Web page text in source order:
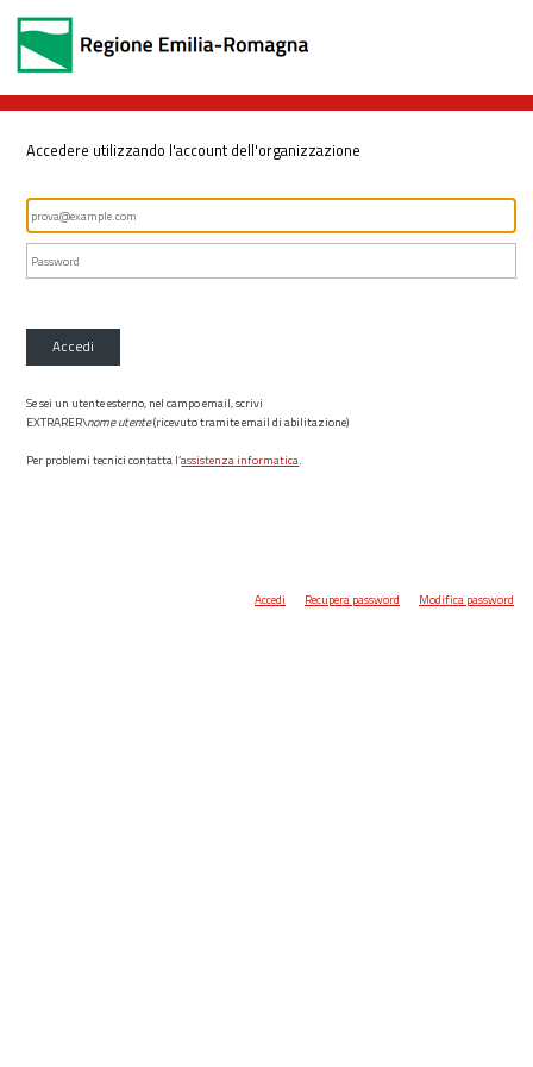
Accedere utilizzando l'account dell'organizzazione
Accedi
Se sei un utente esterno, nel campo email, scrivi
EXTRARER\nome utente(ricevuto tramite email di abilitazione)
Per problemi tecnici contatta l’assistenza informatica.
Accedi Recupera password Modifica password